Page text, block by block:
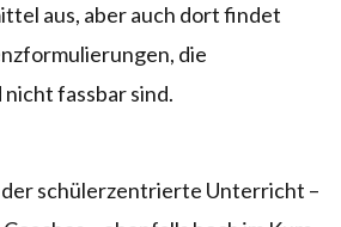
aus, aber auch dort findet
die
fassbar sind.
der schülerzentrierte Unterricht –